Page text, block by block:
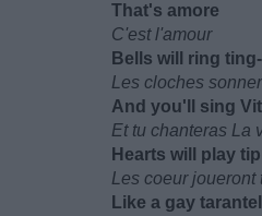
That's amore
C'est l'amour
Bells will ring
Les cloches
And you'll sing
Et tu chanteras La
Hearts will play
Les coeur joueront
Like a gay